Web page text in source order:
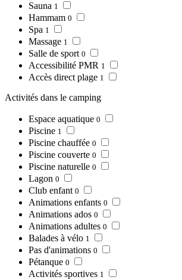
Sauna 1
Hammam 0
Spa 1
Massage 1
Salle de sport 0
Accessibilité PMR 1
Accès direct plage 1
Activités dans le camping
Espace aquatique 0
Piscine 1
Piscine chauffée 0
Piscine couverte 0
Piscine naturelle 0
Lagon 0
Club enfant 0
Animations enfants 0
Animations ados 0
Animations adultes 0
Balades à vélo 1
Pas d'animations 0
Pétanque 0
Activités sportives 1